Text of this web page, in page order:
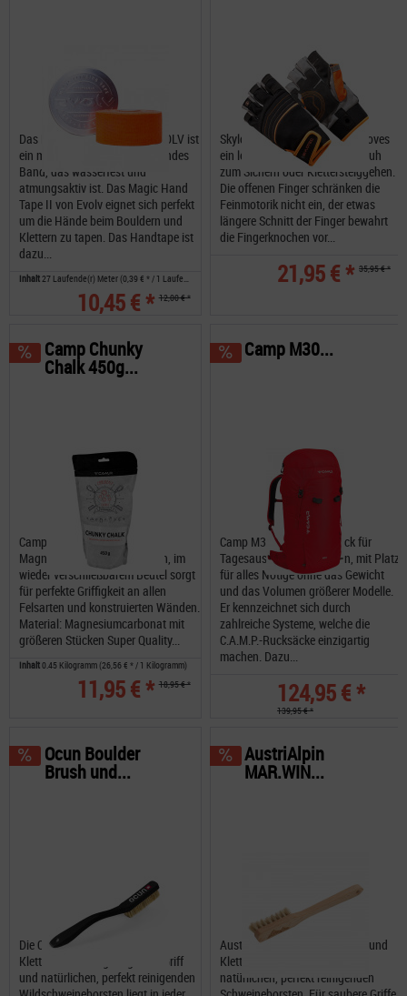
Das Magic Hand Tape von EVOLV ist
ein medizinisches, selbstklebendes
Band, das wasserfest und
atmungsaktiv ist. Das Magic Hand
Tape II von Evolv eignet sich perfekt
um die Hände beim Bouldern und
Klettern zu tapen. Das Handtape ist
dazu...
Inhalt27 Laufende(r) Meter (0,39 € * / 1 Laufende(r) Meter)
10,45 € * 12,00 € *
Skylotec Skygrip HalfFinger Gloves
ein leichter Kurzfingerhandschuh
zum Sichern oder Klettersteiggehen.
Die offenen Finger schränken die
Feinmotorik nicht ein, der etwas
längere Schnitt der Finger bewahrt
die Fingerknochen vor...
21,95 € * 35,95 € *
Camp Chunky Chalk reinstes
Magnesit-Pulver super trocken, im
wieder verschließbarem Beutel sorgt
für perfekte Griffigkeit an allen
Felsarten und konstruierten Wänden.
Material: Magnesiumcarbonat mit
größeren Stücken Super Quality...
Inhalt0.45 Kilogramm (26,56 € * / 1 Kilogramm)
11,95 € * 18,95 € *
Camp Chunky
Chalk 450g...
Camp M30 ist der Rucksack für
Tagesausflüge schlechthin, mit Platz
für alles Nötige ohne das Gewicht
und das Volumen größerer Modelle.
Er kennzeichnet sich durch
zahlreiche Systeme, welche die
C.A.M.P.-Rucksäcke einzigartig
machen. Dazu...
124,95 € *
139,95 € *
Camp M30...
Die Ocun Boulder Brush und
Kletterbürste mit gebogenem Griff
und natürlichen, perfekt reinigenden
Ocun Boulder
Brush und...
AustriAlpin MAR.WIN Boulder und
Kletterbürste mit Holzgriff und
natürlichen, perfekt reinigenden
AustriAlpin
MAR.WIN...